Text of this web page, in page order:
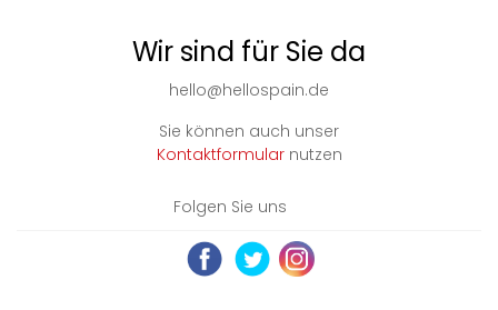
Wir sind für Sie da
hello@hellospain.de
Sie können auch unser
Kontaktformularnutzen
Folgen Sie uns